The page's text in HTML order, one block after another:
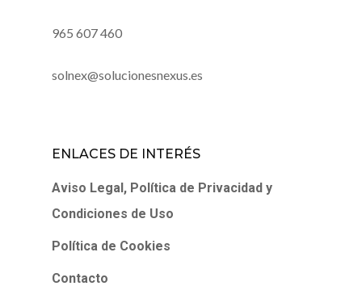
965 607 460
solnex@solucionesnexus.es
ENLACES DE INTERÉS
Aviso Legal, Política de Privacidad y
Condiciones de Uso
Política de Cookies
Contacto